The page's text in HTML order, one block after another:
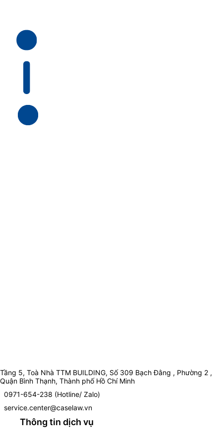
Tầng 5, Toà Nhà TTM BUILDING, Số 309 Bạch Đằng , Phường 2 ,
Quận Bình Thạnh, Thành phố Hồ Chí Minh
0971-654-238 (Hotline/ Zalo)
service.center@caselaw.vn
Thông tin dịch vụ